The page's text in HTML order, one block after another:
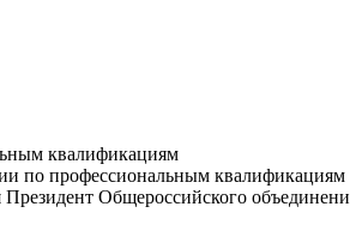
квалификациям
по профессиональным
Президент Общероссийского